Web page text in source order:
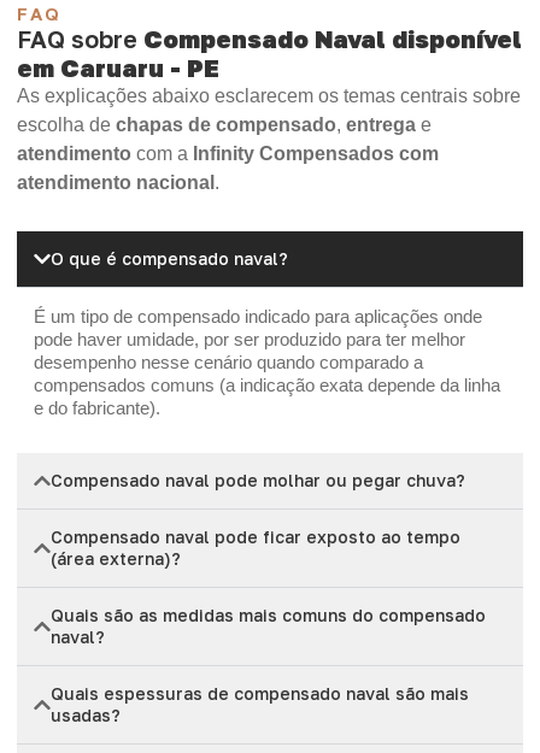
FAQ
FAQ sobre Compensado Naval disponível
em Caruaru - PE
As explicações abaixo esclarecem os temas centrais sobre
escolha de chapas de compensado, entrega e
atendimento com a Infinity Compensados com
atendimento nacional .
O que é compensado naval?
É um tipo de compensado indicado para aplicações onde
pode haver umidade, por ser produzido para ter melhor
desempenho nesse cenário quando comparado a
compensados comuns (a indicação exata depende da linha
e do fabricante).
Compensado naval pode molhar ou pegar chuva?
Compensado naval pode ficar exposto ao tempo
(área externa)?
Quais são as medidas mais comuns do compensado
naval?
Quais espessuras de compensado naval são mais
usadas?